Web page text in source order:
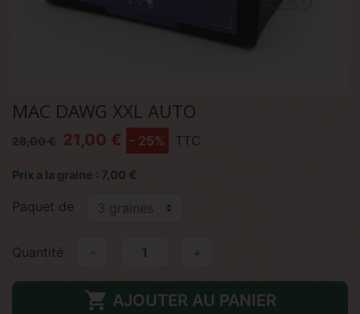
MAC DAWG XXL AUTO
28,00 € 21,00 € - 25% TTC
Prix a la graine : 7,00 €
Paquet de
Quantité +
 AJOUTER AU PANIER